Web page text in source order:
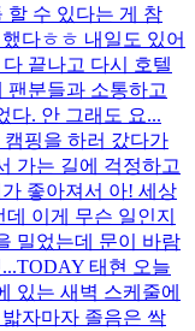
할 수 있다는 게 참
다ㅎㅎ 내일도 있어
끝나고 다시 호텔
팬분들과 소통하고
다. 안 그래도 요...
핑을 하러 갔다가
가는 길에 걱정하고
좋아져서 아! 세상
이게 무슨 일인지
밀었는데 문이 바람
TODAY 태현 오늘
있는 새벽 스케줄에
자마자 졸음은 싹